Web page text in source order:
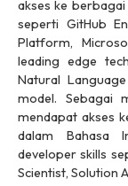
akses ke
seperti GitHub
Platform,
leading edge
Natural
model. Sebagai
mendapat akses
dalam Bahasa
developer skills
Scientist, Solution